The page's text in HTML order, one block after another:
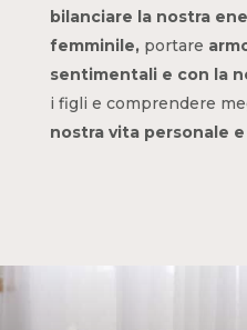
bilanciare la nostra
femminile, portare
sentimentali e con la
i figli e comprendere
nostra vita personale